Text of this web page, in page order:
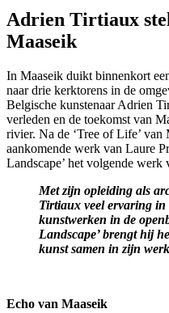
Adrien Tirtiaux
Maaseik
In Maaseik duikt binnenkort
naar drie kerktorens in de
Belgische kunstenaar Adrien
verleden en de toekomst van
rivier. Na de ‘Tree of Life’
aankomende werk van Laure
Landscape’ het volgende werk
Met zijn opleiding als
Tirtiaux veel ervaring in
kunstwerken in de
Landscape’ brengt hij
kunst samen in zijn
Echo van Maaseik